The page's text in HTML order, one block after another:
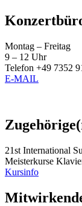
Montag – Freitag
9 – 12 Uhr
Telefon +49 7352
E-MAIL
21st International
Meisterkurse
Kursinfo